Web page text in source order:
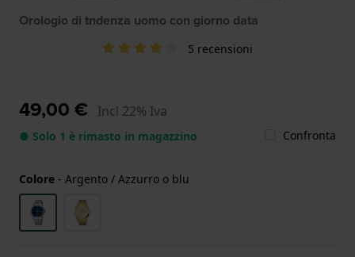
Orologio di tndenza uomo con giorno data
5 recensioni
49,00 € Incl 22% Iva
● Solo 1 è rimasto in magazzino Confronta
Colore - Argento / Azzurro o blu